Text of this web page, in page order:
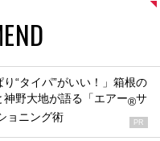
り“タイパ”がいい！」箱根の
野大地が語る「エアー®サ
ョニング術 PR